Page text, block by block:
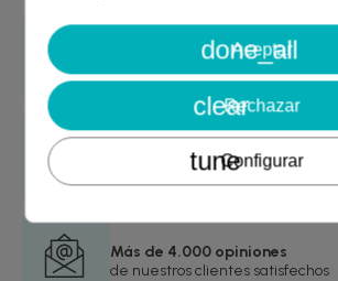
Garantía de devolución
asegurada
Envío rápido
24/48 horas
Más de 4.000 opiniones
de nuestros clientes satisfechos
Cancelar Crear
Cancelar
done_all
Aceptar
clearRechazar
tuneConfigurar